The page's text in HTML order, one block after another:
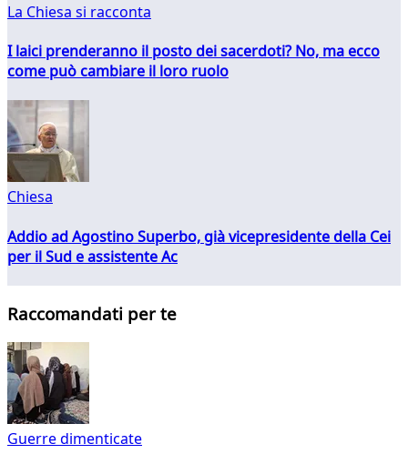
La Chiesa si racconta
I laici prenderanno il posto dei sacerdoti? No, ma ecco
come può cambiare il loro ruolo
Chiesa
Addio ad Agostino Superbo, già vicepresidente della Cei
per il Sud e assistente Ac
Raccomandati per te
Guerre dimenticate